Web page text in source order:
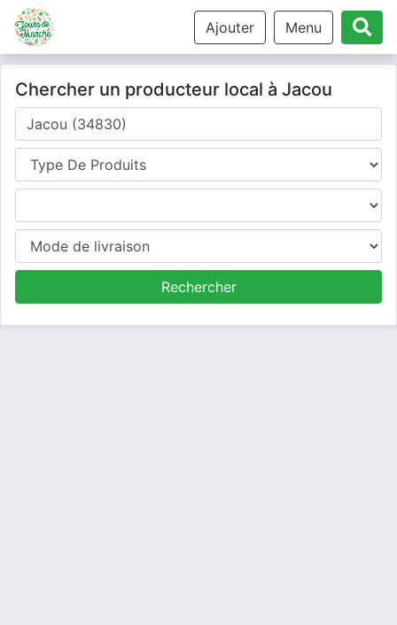
Ajouter Menu
Chercher un producteur local à Jacou
Où cherchez-vous un producteur ?
Type de produits
Produits
Mode de livraison
Rechercher